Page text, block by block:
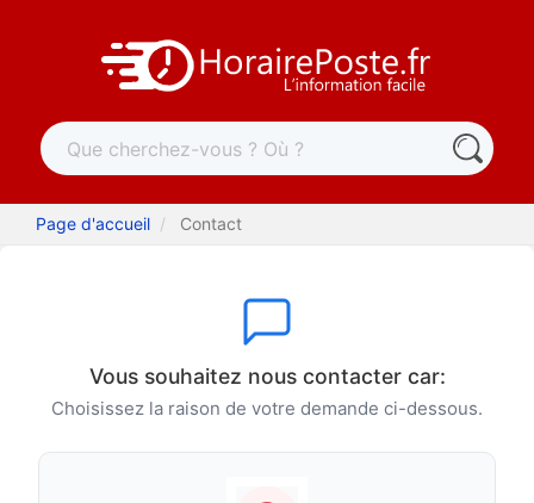
Page d'accueil Contact
Vous souhaitez nous contacter car:
Choisissez la raison de votre demande ci-dessous.